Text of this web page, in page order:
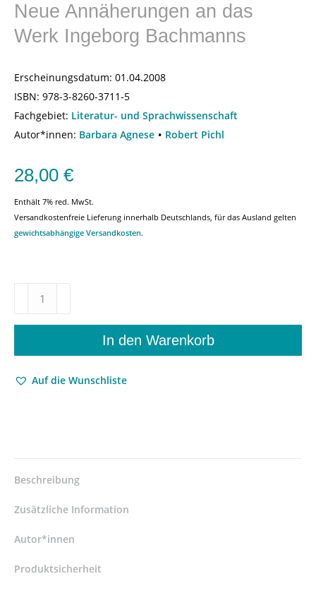
Neue Annäherungen an das
Werk Ingeborg Bachmanns
Erscheinungsdatum: 01.04.2008
ISBN: 978-3-8260-3711-5
Fachgebiet: Literatur- und Sprachwissenschaft
Autor*innen: Barbara Agnese Robert Pichl
28,00 €
Enthält 7% red. MwSt.
Versandkostenfreie Lieferung innerhalb Deutschlands, für das Ausland gelten
gewichtsabhängige Versandkosten.
Neue
an
Barbara
(Hrsg.),
Pichl
–
In den Warenkorb
Auf die Wunschliste
Beschreibung
Zusätzliche Information
Autor*innen
Produktsicherheit